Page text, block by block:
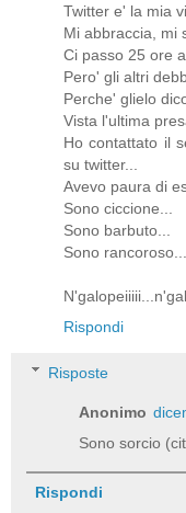
Twitter e' la mia
Mi abbraccia, mi
Ci passo 25 ore
Pero' gli altri
Perche' glielo
Vista l'ultima
Ho contattato il
su twitter...
Avevo paura di
Sono ciccione...
Sono barbuto...
Sono rancoroso...
Rispondi
Risposte
Anonimo
Sono sorcio
Rispondi